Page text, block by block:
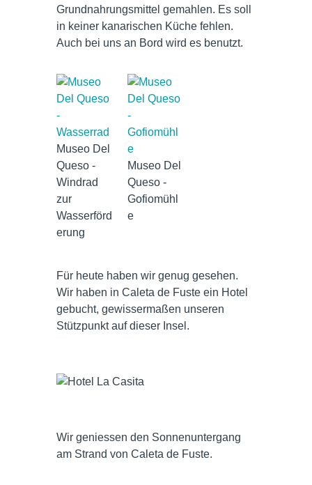
Grundnahrungsmittel gemahlen. Es soll
in keiner kanarischen Küche fehlen.
Auch bei uns an Bord wird es benutzt.
Museo Del
Queso -
Windrad
zur
Wasserförd
erung
Museo Del
Queso -
Gofiomühl
e
Für heute haben wir genug gesehen.
Wir haben in Caleta de Fuste ein Hotel
gebucht, gewissermaßen unseren
Stützpunkt auf dieser Insel.
Wir geniessen den Sonnenuntergang
am Strand von Caleta de Fuste.